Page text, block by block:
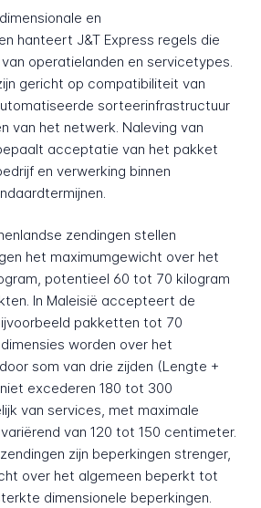
en
hanteert J&T Express regels die
operatielanden en servicetypes.
gericht op compatibiliteit van
sorteerinfrastructuur
van het netwerk. Naleving van
acceptatie van het pakket
en verwerking binnen
zendingen stellen
het maximumgewicht over het
potentieel 60 tot 70 kilogram
In Maleisië accepteert de
pakketten tot 70
worden over het
som van drie zijden (Lengte +
excederen 180 tot 300
van services, met maximale
van 120 tot 150 centimeter.
zijn beperkingen strenger,
over het algemeen beperkt tot
dimensionele beperkingen.